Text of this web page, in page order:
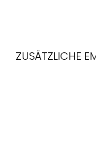
ZUSÄTZLICHE